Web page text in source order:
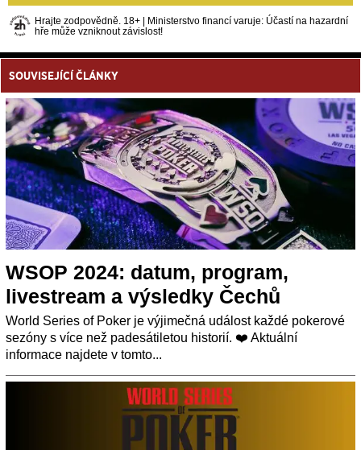
Hrajte zodpovědně. 18+ | Ministerstvo financí varuje: Účastí na hazardní
hře může vzniknout závislost!
SOUVISEJÍCÍ ČLÁNKY
WSOP 2024: datum, program,
livestream a výsledky Čechů
World Series of Poker je výjimečná událost každé pokerové
sezóny s více než padesátiletou historií. ❤️ Aktuální
informace najdete v tomto...